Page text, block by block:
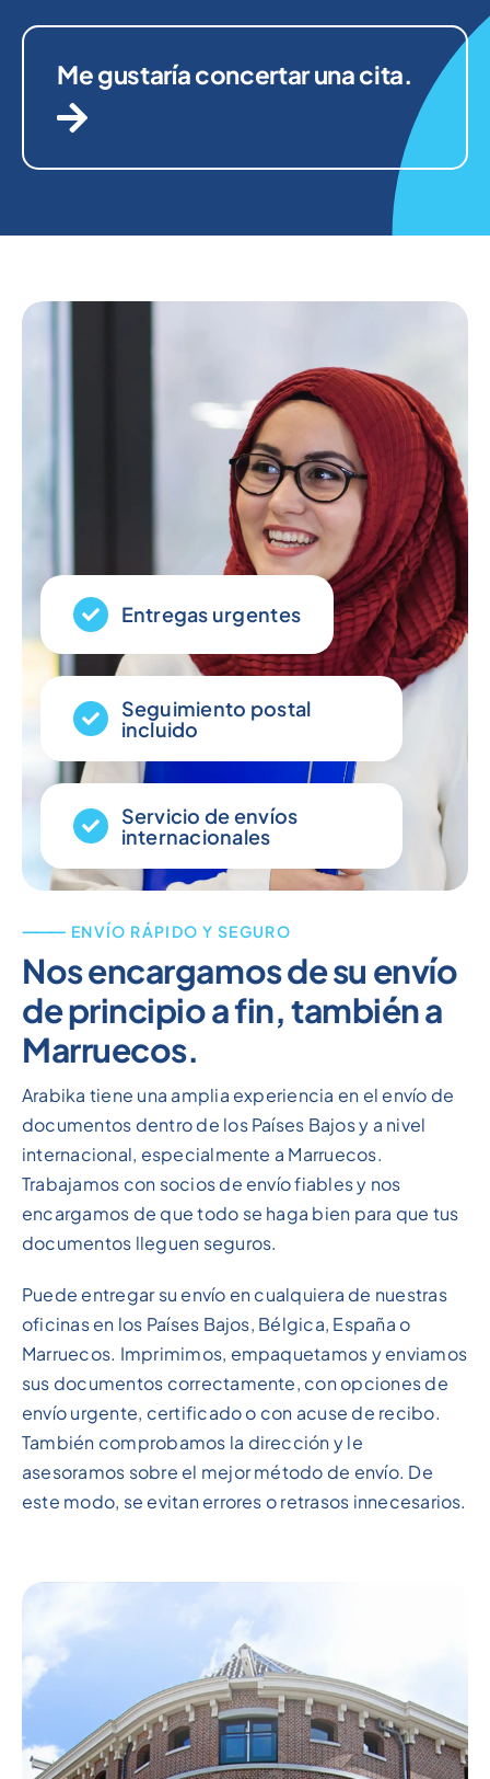
Me gustaría concertar una cita.
⸻ ENVÍO RÁPIDO Y SEGURO
Nos encargamos de su envío
de principio a fin, también a
Marruecos.
Arabika tiene una amplia experiencia en el envío de
documentos dentro de los Países Bajos y a nivel
internacional, especialmente a Marruecos.
Trabajamos con socios de envío fiables y nos
encargamos de que todo se haga bien para que tus
documentos lleguen seguros.
Puede entregar su envío en cualquiera de nuestras
oficinas en los Países Bajos, Bélgica, España o
Marruecos. Imprimimos, empaquetamos y enviamos
sus documentos correctamente, con opciones de
envío urgente, certificado o con acuse de recibo.
También comprobamos la dirección y le
asesoramos sobre el mejor método de envío. De
este modo, se evitan errores o retrasos innecesarios.
Entregas urgentes
Seguimiento postal
incluido
Servicio de envíos
internacionales